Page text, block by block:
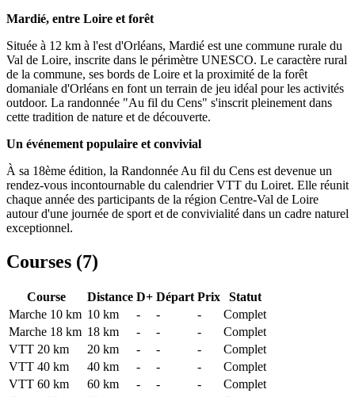
Mardié, entre Loire et forêt
Située à 12 km à l'est d'Orléans, Mardié est une commune rurale du
Val de Loire, inscrite dans le périmètre UNESCO. Le caractère rural
de la commune, ses bords de Loire et la proximité de la forêt
domaniale d'Orléans en font un terrain de jeu idéal pour les activités
outdoor. La randonnée "Au fil du Cens" s'inscrit pleinement dans
cette tradition de nature et de découverte.
Un événement populaire et convivial
À sa 18ème édition, la Randonnée Au fil du Cens est devenue un
rendez-vous incontournable du calendrier VTT du Loiret. Elle réunit
chaque année des participants de la région Centre-Val de Loire
autour d'une journée de sport et de convivialité dans un cadre naturel
exceptionnel.
Courses (7)
Course Distance D+ Départ Prix
Statut
Marche 10 km 10 km - - -
Complet
Marche 18 km 18 km - - -
Complet
VTT 20 km
20 km - - -
Complet
VTT 40 km
40 km - - -
Complet
VTT 60 km
60 km - - -
Complet